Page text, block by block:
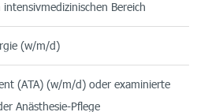
Bereich
(w/m/d)
(ATA) (w/m/d) oder examinierte
Anästhesie-Pflege